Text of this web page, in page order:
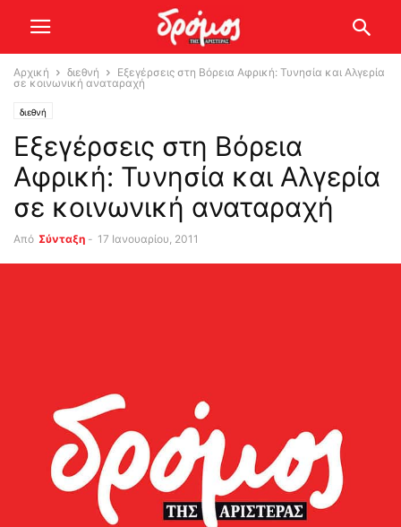
Αρχική διεθνή
Εξεγέρσεις στη Βόρεια Αφρική: Τυνησία και Αλγερία
σε κοινωνική αναταραχή
διεθνή
Εξεγέρσεις στη Βόρεια
Αφρική: Τυνησία και Αλγερία
σε κοινωνική αναταραχή
Από Σύνταξη - 17 Ιανουαρίου, 2011